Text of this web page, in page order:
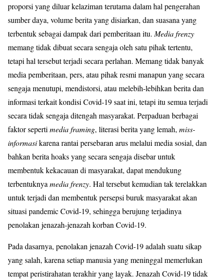
proporsi yang diluar kelaziman terutama dalam hal pengerahan
sumber daya, volume berita yang disiarkan, dan suasana yang
terbentuk sebagai dampak dari pemberitaan itu. Media frenzy
memang tidak dibuat secara sengaja oleh satu pihak tertentu,
tetapi hal tersebut terjadi secara perlahan. Memang tidak banyak
media pemberitaan, pers, atau pihak resmi manapun yang secara
sengaja menutupi, mendistorsi, atau melebih-lebihkan berita dan
informasi terkait kondisi Covid-19 saat ini, tetapi itu semua terjadi
secara tidak sengaja ditengah masyarakat. Perpaduan berbagai
faktor seperti media framing, literasi berita yang lemah, miss-
informasikarena rantai persebaran arus melalui media sosial, dan
bahkan berita hoaks yang secara sengaja disebar untuk
membentuk kekacauan di masyarakat, dapat mendukung
terbentuknya media frenzy. Hal tersebut kemudian tak terelakkan
untuk terjadi dan membentuk persepsi buruk masyarakat akan
situasi pandemic Covid-19, sehingga berujung terjadinya
penolakan jenazah-jenazah korban Covid-19.
Pada dasarnya, penolakan jenazah Covid-19 adalah suatu sikap
yang salah, karena setiap manusia yang meninggal memerlukan
tempat peristirahatan terakhir yang layak. Jenazah Covid-19 tidak